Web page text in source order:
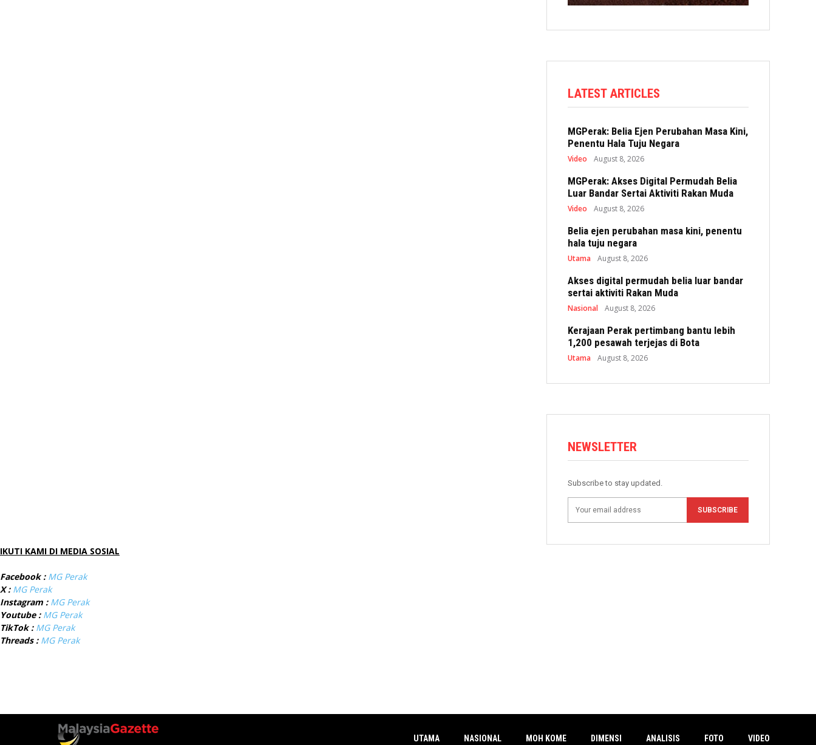
LATEST ARTICLES
MGPerak: Belia Ejen Perubahan Masa Kini,
Penentu Hala Tuju Negara
Video August 8, 2026
MGPerak: Akses Digital Permudah Belia
Luar Bandar Sertai Aktiviti Rakan Muda
Video August 8, 2026
Belia ejen perubahan masa kini, penentu
hala tuju negara
Utama August 8, 2026
Akses digital permudah belia luar bandar
sertai aktiviti Rakan Muda
Nasional August 8, 2026
Kerajaan Perak pertimbang bantu lebih
1,200 pesawah terjejas di Bota
Utama August 8, 2026
NEWSLETTER
Subscribe to stay updated.
SUBSCRIBE
IKUTI KAMI DI MEDIA SOSIAL
Facebook : MG Perak
X : MG Perak
Instagram : MG Perak
Youtube : MG Perak
TikTok : MG Perak
Threads : MG Perak
UTAMA NASIONAL MOH KOME DIMENSI ANALISIS FOTO VIDEO